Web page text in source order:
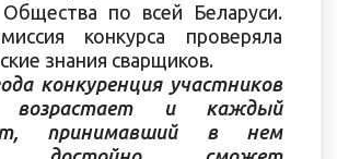
по всей Беларуси.
конкурса проверяла
знания сварщиков.
конкуренция участников
возрастает и каждый
принимавший в нем